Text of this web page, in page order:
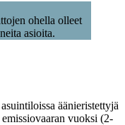
ohella olleet
asioita.
äänieristettyjä
vuoksi (2-